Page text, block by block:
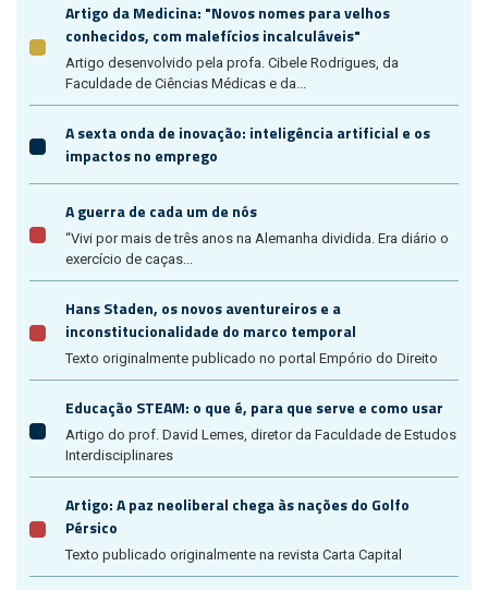
Artigo da Medicina: "Novos nomes para velhos
conhecidos, com malefícios incalculáveis"
Artigo desenvolvido pela profa. Cibele Rodrigues, da
Faculdade de Ciências Médicas e da...
A sexta onda de inovação: inteligência artificial e os
impactos no emprego
A guerra de cada um de nós
“Vivi por mais de três anos na Alemanha dividida. Era diário o
exercício de caças...
Hans Staden, os novos aventureiros e a
inconstitucionalidade do marco temporal
Texto originalmente publicado no portal Empório do Direito
Educação STEAM: o que é, para que serve e como usar
Artigo do prof. David Lemes, diretor da Faculdade de Estudos
Interdisciplinares
Artigo: A paz neoliberal chega às nações do Golfo
Pérsico
Texto publicado originalmente na revista Carta Capital